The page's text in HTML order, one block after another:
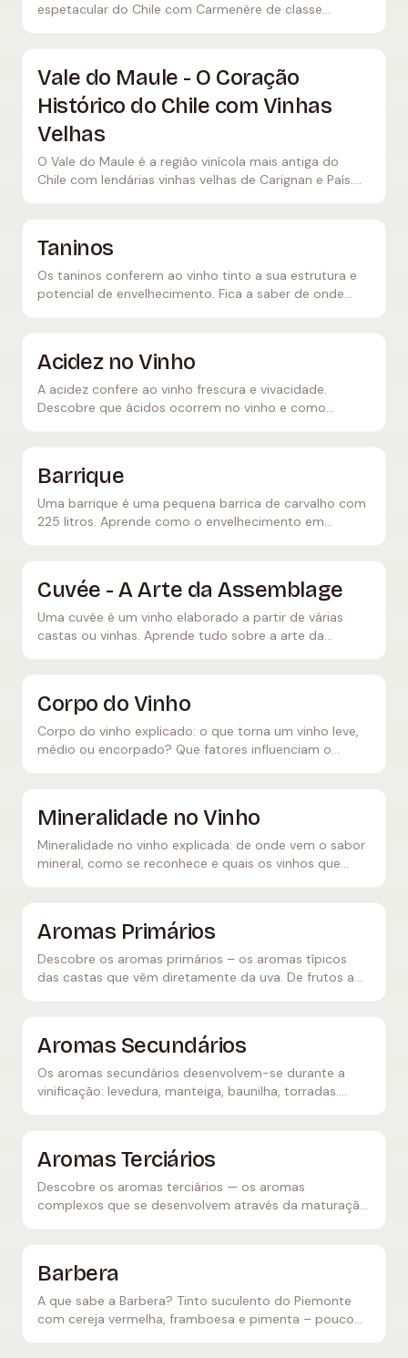
espetacular do Chile com Carmenère de classe
Vale do Maule - O Coração
Histórico do Chile com Vinhas
Velhas
O Vale do Maule é a região vinícola mais antiga do
Chile com lendárias vinhas velhas de Carignan e País.
Taninos
Os taninos conferem ao vinho tinto a sua estrutura e
potencial de envelhecimento. Fica a saber de onde
Acidez no Vinho
A acidez confere ao vinho frescura e vivacidade.
Descobre que ácidos ocorrem no vinho e como
Barrique
Uma barrique é uma pequena barrica de carvalho com
225 litros. Aprende como o envelhecimento em
Cuvée - A Arte da Assemblage
Uma cuvée é um vinho elaborado a partir de várias
castas ou vinhas. Aprende tudo sobre a arte da
Corpo do Vinho
Corpo do vinho explicado: o que torna um vinho leve,
médio ou encorpado? Que fatores influenciam o
Mineralidade no Vinho
Mineralidade no vinho explicada: de onde vem o sabor
mineral, como se reconhece e quais os vinhos que
Aromas Primários
Descobre os aromas primários – os aromas típicos
das castas que vêm diretamente da uva. De frutos a
Aromas Secundários
Os aromas secundários desenvolvem-se durante a
vinificação: levedura, manteiga, baunilha, torradas.
Aromas Terciários
Descobre os aromas terciários — os aromas
complexos que se desenvolvem através da maturação
Barbera
A que sabe a Barbera? Tinto suculento do Piemonte
com cereja vermelha, framboesa e pimenta – pouco